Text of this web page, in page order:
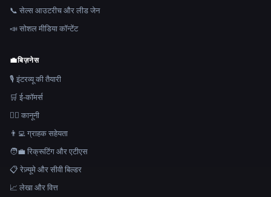
📞 सेल्स आउटरीच और लीड जेन
📣 सोशल मीडिया कॉन्टेंट
💼बिज़नेस
🎙️ इंटरव्यू की तैयारी
🛒 ई-कॉमर्स
👩‍⚖️ कानूनी
👨‍💻 ग्राहक सहेयता
🧑‍💼 रिक्रूटिंग और एटीएस
📋 रेज़्यूमे और सीवी बिल्डर
📈 लेखा और वित्त